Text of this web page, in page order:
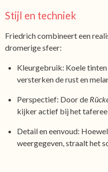
Stijl en techniek
Friedrich combineert een
dromerige sfeer:
Kleurgebruik: Koele
versterken de rust en
Perspectief: Door de
kijker actief bij het
Detail en eenvoud:
weergegeven, straalt het